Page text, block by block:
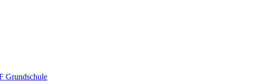
Grundschule